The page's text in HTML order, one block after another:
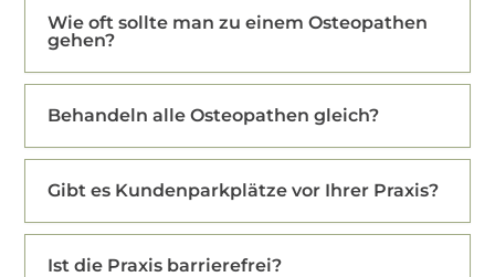
Wie oft sollte man zu einem Osteopathen
gehen?
Behandeln alle Osteopathen gleich?
Gibt es Kundenparkplätze vor Ihrer Praxis?
Ist die Praxis barrierefrei?